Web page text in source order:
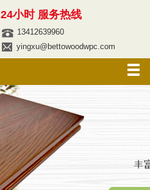
24小时 服务热线
13412639960
yingxu@bettowoodwpc.com